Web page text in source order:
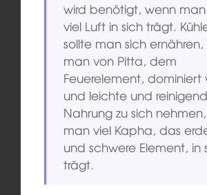
wird benötigt, wenn
viel Luft in sich trägt.
sollte man sich
man von Pitta, dem
Feuerelement, dominiert
und leichte und
Nahrung zu sich
man viel Kapha, das
und schwere Element, in
trägt.